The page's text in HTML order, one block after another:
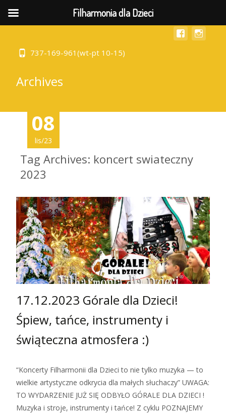
737-169-961(wt-pt 10-15)
Archives
Tag Archives: koncert swiateczny
2023
08
lis/23
17.12.2023 Górale dla Dzieci!
Śpiew, tańce, instrumenty i
świąteczna atmosfera :)
“Koncerty Filharmonii dla Dzieci to nie tylko muzyka — to
wielkie artystyczne odkrycia dla małych słuchaczy” UWAGA:
TO WYDARZENIE JUŻ SIĘ ODBYŁO GÓRALE DLA DZIECI !
Muzyka i stroje, instrumenty i tańce! Z cyklu POZNAJEMY
Filharmonia dla Dzieci